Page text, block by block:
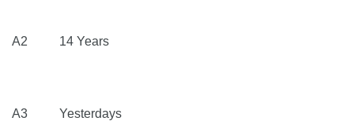
A2 14 Years
A3 Yesterdays